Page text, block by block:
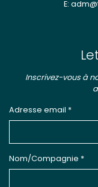
E:
Inscrivez-vous à
Adresse email *
Nom/Compagnie *